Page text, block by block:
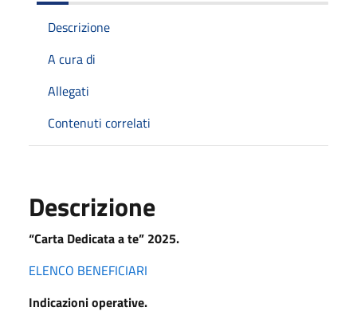
Descrizione
A cura di
Allegati
Contenuti correlati
Descrizione
“Carta Dedicata a te” 2025.
ELENCO BENEFICIARI
Indicazioni operative.